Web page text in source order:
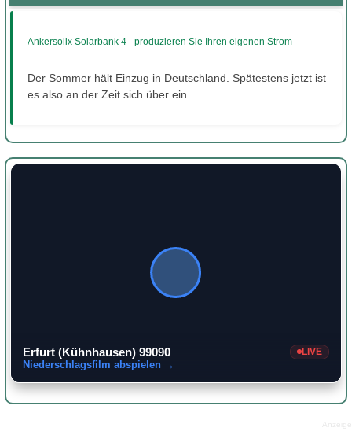
Ankersolix Solarbank 4 - produzieren Sie Ihren eigenen Strom
Der Sommer hält Einzug in Deutschland. Spätestens jetzt ist
es also an der Zeit sich über ein...
Erfurt (Kühnhausen) 99090 LIVE
Niederschlagsfilm abspielen →